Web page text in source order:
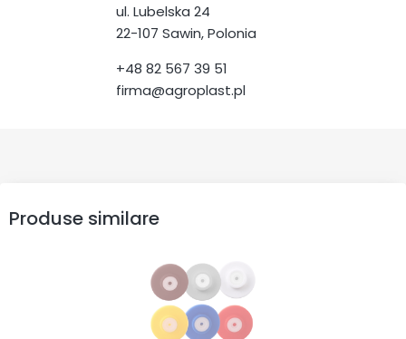
ul. Lubelska 24
22-107 Sawin, Polonia
+48 82 567 39 51
firma@agroplast.pl
Produse similare